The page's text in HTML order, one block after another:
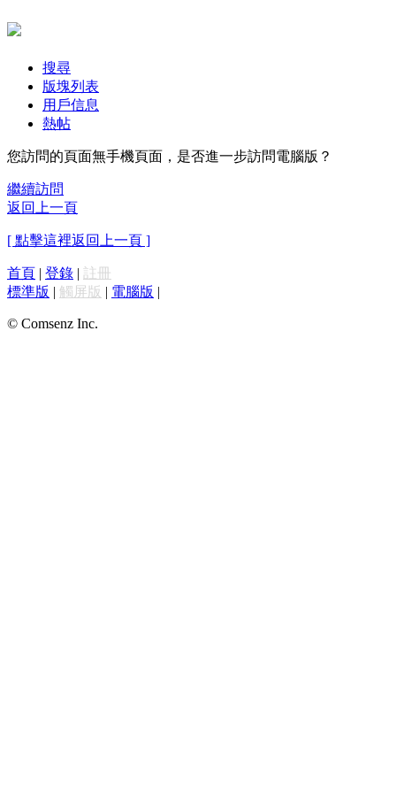
搜尋
版塊列表
用戶信息
熱帖
您訪問的頁面無手機頁面，是否進一步訪問電腦版？
繼續訪問
返回上一頁
[ 點擊這裡返回上一頁 ]
首頁 | 登錄 | 註冊
標準版 | 觸屏版 | 電腦版 |
© Comsenz Inc.